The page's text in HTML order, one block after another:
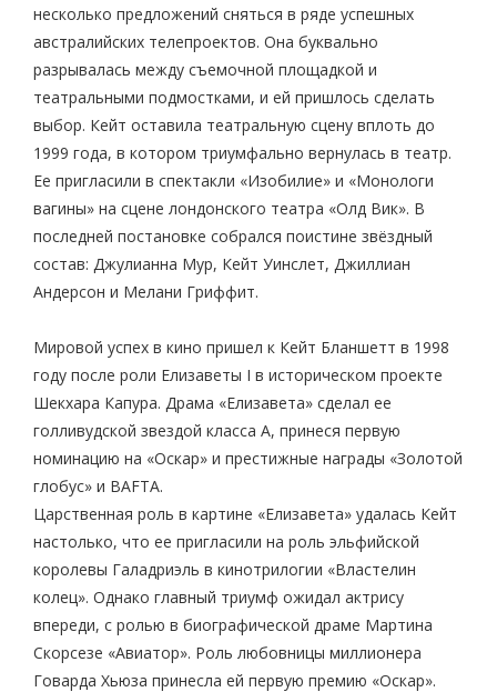
несколько предложений сняться в ряде успешных
австралийских телепроектов. Она буквально
разрывалась между съемочной площадкой и
театральными подмостками, и ей пришлось сделать
выбор. Кейт оставила театральную сцену вплоть до
1999 года, в котором триумфально вернулась в театр.
Ее пригласили в спектакли «Изобилие» и «Монологи
вагины» на сцене лондонского театра «Олд Вик». В
последней постановке собрался поистине звёздный
состав: Джулианна Мур, Кейт Уинслет, Джиллиан
Андерсон и Мелани Гриффит.
Мировой успех в кино пришел к Кейт Бланшетт в 1998
году после роли Елизаветы I в историческом проекте
Шекхара Капура. Драма «Елизавета» сделал ее
голливудской звездой класса А, принеся первую
номинацию на «Оскар» и престижные награды «Золотой
глобус» и BAFTA.
Царственная роль в картине «Елизавета» удалась Кейт
настолько, что ее пригласили на роль эльфийской
королевы Галадриэль в кинотрилогии «Властелин
колец». Однако главный триумф ожидал актрису
впереди, с ролью в биографической драме Мартина
Скорсезе «Авиатор». Роль любовницы миллионера
Говарда Хьюза принесла ей первую премию «Оскар».